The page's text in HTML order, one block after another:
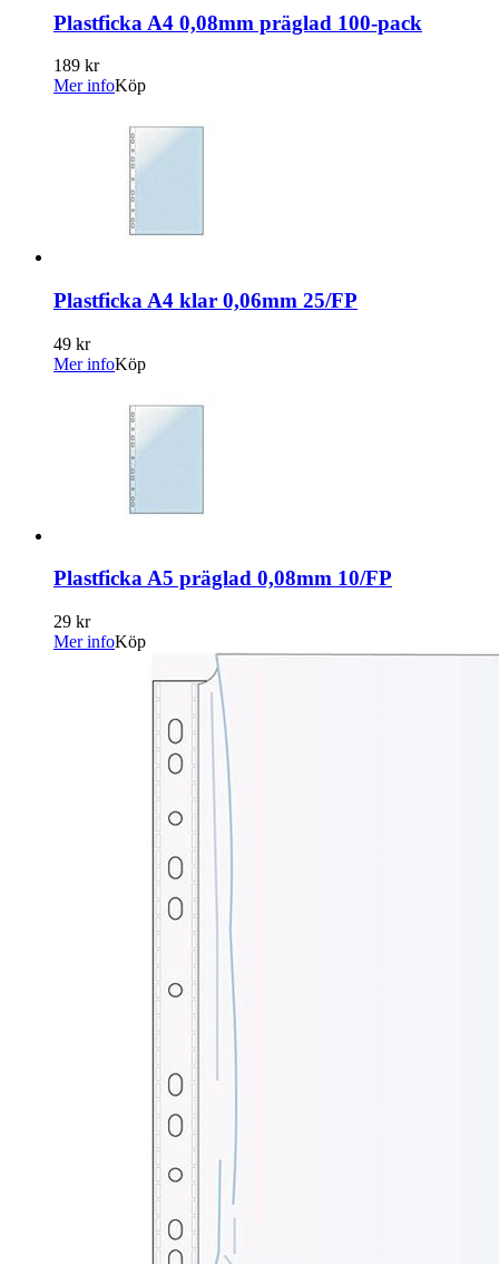
Plastficka A4 0,08mm präglad 100-pack
189 kr
Mer infoKöp
Plastficka A4 klar 0,06mm 25/FP
49 kr
Mer infoKöp
Plastficka A5 präglad 0,08mm 10/FP
29 kr
Mer infoKöp